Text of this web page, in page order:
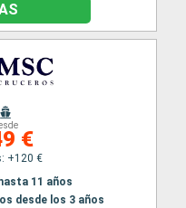
€
+120 €
11 años
desde los 3 años